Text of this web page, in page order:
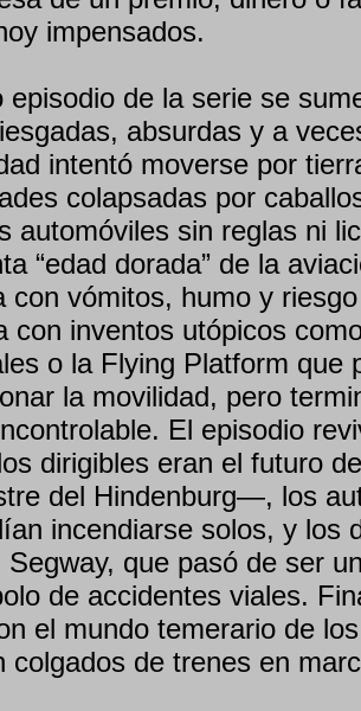
impensados.
episodio de la serie se
absurdas y a
intentó moverse por
colapsadas por
automóviles sin reglas ni
“edad dorada” de la
con vómitos, humo y
con inventos utópicos
o la Flying Platform que
la movilidad, pero
El episodio
dirigibles eran el futuro
del Hindenburg—, los
incendiarse solos, y los
Segway, que pasó de ser
de accidentes viales.
el mundo temerario de
colgados de trenes en